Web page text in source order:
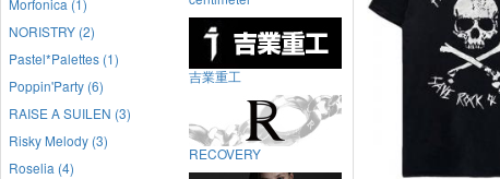
Morfonica (1)
NORISTRY (2)
Pastel*Palettes (1)
Poppin'Party (6)
RAISE A SUILEN (3)
Risky Melody (3)
Roselia (4)
吉業重工
RECOVERY